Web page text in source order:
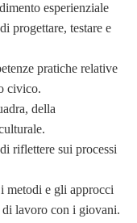
esperienziale
progettare, testare e
pratiche relative
civico.
della
riflettere sui processi
metodi e gli approcci
lavoro con i giovani.